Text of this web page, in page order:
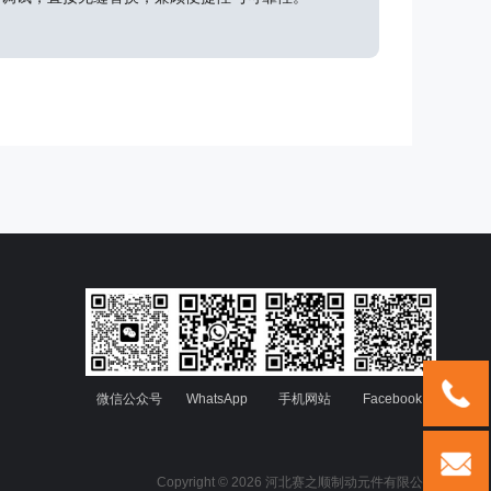
+86
微信公众号 WhatsApp 手机网站 Facebook
Copyright © 2026 河北赛之顺制动元件有限公司